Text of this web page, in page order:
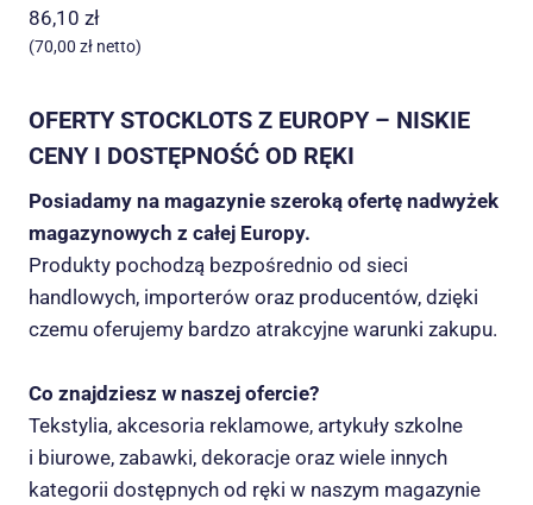
86,10 zł
(70,00 zł netto)
OFERTY STOCKLOTS Z EUROPY – NISKIE
CENY I DOSTĘPNOŚĆ OD RĘKI
Posiadamy na magazynie szeroką ofertę nadwyżek
magazynowych z całej Europy.
Produkty pochodzą bezpośrednio od sieci
handlowych, importerów oraz producentów, dzięki
czemu oferujemy bardzo atrakcyjne warunki zakupu.
Co znajdziesz w naszej ofercie?
Tekstylia, akcesoria reklamowe, artykuły szkolne
i biurowe, zabawki, dekoracje oraz wiele innych
kategorii dostępnych od ręki w naszym magazynie